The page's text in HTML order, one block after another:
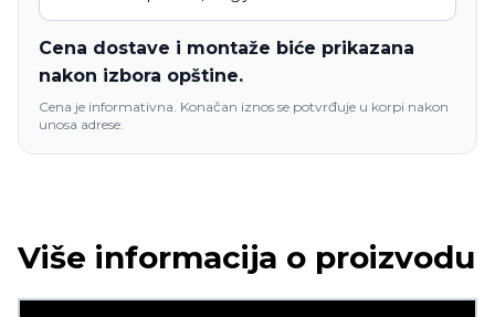
Cena dostave i montaže biće prikazana
nakon izbora opštine.
Cena je informativna. Konačan iznos se potvrđuje u korpi nakon
unosa adrese.
Više informacija o proizvodu